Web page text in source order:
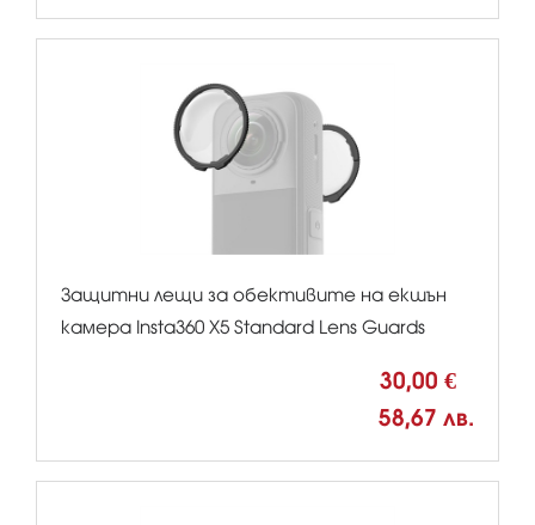
Защитни лещи за обективите на екшън
камерa Insta360 X5 Standard Lens Guards
30,00 €
58,67 лв.